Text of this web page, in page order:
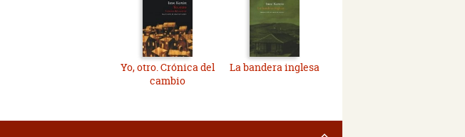
Yo, otro. Crónica del
cambio
La bandera inglesa